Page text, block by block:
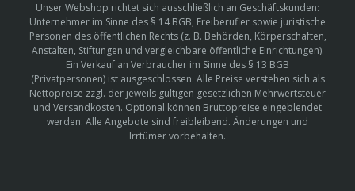
Unser Webshop richtet sich ausschließlich an Geschäftskunden:
Unternehmer im Sinne des § 14 BGB, Freiberufler sowie juristische
Personen des öffentlichen Rechts (z. B. Behörden, Körperschaften,
Anstalten, Stiftungen und vergleichbare öffentliche Einrichtungen).
Ein Verkauf an Verbraucher im Sinne des § 13 BGB
(Privatpersonen) ist ausgeschlossen. Alle Preise verstehen sich als
Nettopreise zzgl. der jeweils gültigen gesetzlichen Mehrwertsteuer
und Versandkosten. Optional können Bruttopreise eingeblendet
werden. Alle Angebote sind freibleibend. Änderungen und
Irrtümer vorbehalten.